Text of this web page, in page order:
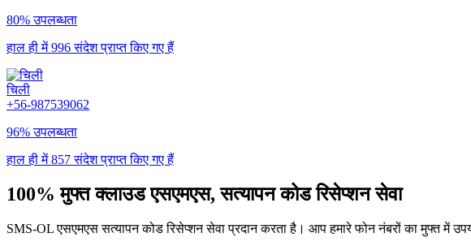
80% उपलब्धता
हाल ही में 996 संदेश प्राप्त किए गए हैं
चिली
+56-987539062
96% उपलब्धता
हाल ही में 857 संदेश प्राप्त किए गए हैं
100% मुफ्त क्लाउड एसएमएस, सत्यापन कोड रिसेप्शन सेवा
SMS-OL एसएमएस सत्यापन कोड रिसेप्शन सेवा प्रदान करता है। आप हमारे फोन नंबरों का मुफ्त में